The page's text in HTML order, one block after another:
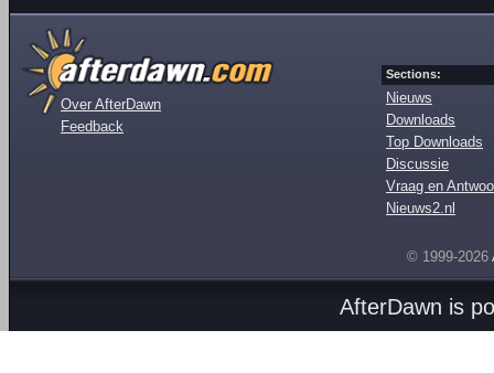
Over AfterDawn
Feedback
Sections:
Nieuws
Downloads
Top Downloads
Discussie
Vraag en
Nieuws2.nl
© 1999-2026
AfterDawn is